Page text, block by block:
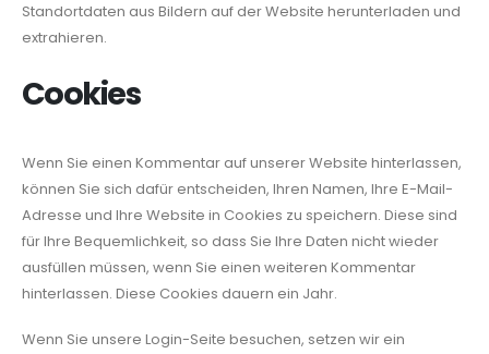
Standortdaten aus Bildern auf der Website herunterladen und
extrahieren.
Cookies
Wenn Sie einen Kommentar auf unserer Website hinterlassen,
können Sie sich dafür entscheiden, Ihren Namen, Ihre E-Mail-
Adresse und Ihre Website in Cookies zu speichern. Diese sind
für Ihre Bequemlichkeit, so dass Sie Ihre Daten nicht wieder
ausfüllen müssen, wenn Sie einen weiteren Kommentar
hinterlassen. Diese Cookies dauern ein Jahr.
Wenn Sie unsere Login-Seite besuchen, setzen wir ein